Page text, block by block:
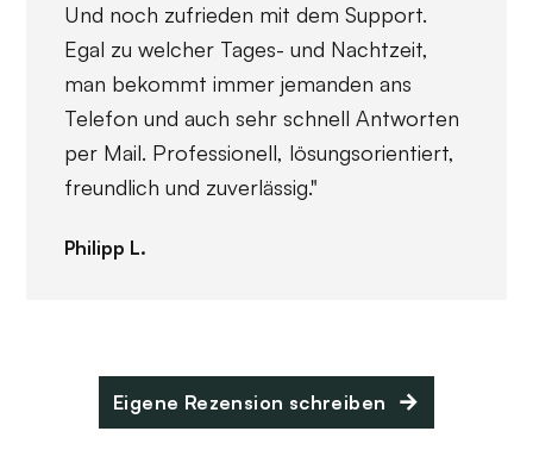
Und noch zufrieden mit dem Support.
Egal zu welcher Tages- und Nachtzeit,
man bekommt immer jemanden ans
Telefon und auch sehr schnell Antworten
per Mail. Professionell, lösungsorientiert,
freundlich und zuverlässig."
Philipp L.
Eigene Rezension schreiben